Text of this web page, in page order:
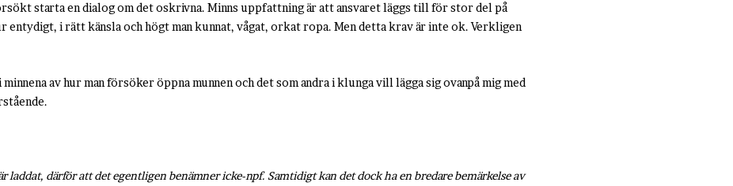
starta en dialog om det oskrivna. Minns uppfattning är att ansvaret läggs till för stor del på
entydigt, i rätt känsla och högt man kunnat, vågat, orkat ropa. Men detta krav är inte ok. Verkligen
av hur man försöker öppna munnen och det som andra i klunga vill lägga sig ovanpå mig med
laddat, därför att det egentligen benämner icke-npf. Samtidigt kan det dock ha en bredare bemärkelse av